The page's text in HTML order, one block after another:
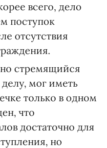
всего, дело
поступок
отсутствия
стремящийся
мог иметь
только в одном
что
достаточно для
но